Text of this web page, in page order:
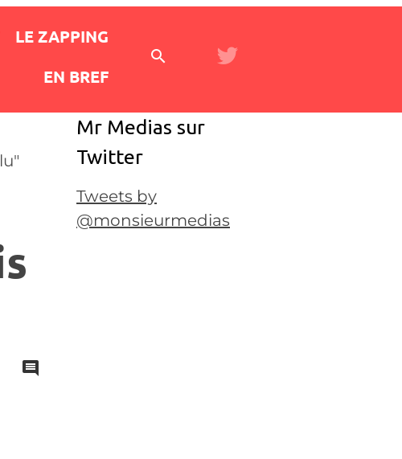
LE ZAPPING
EN BREF
Mr Medias sur
Twitter
Tweets by
@monsieurmedias